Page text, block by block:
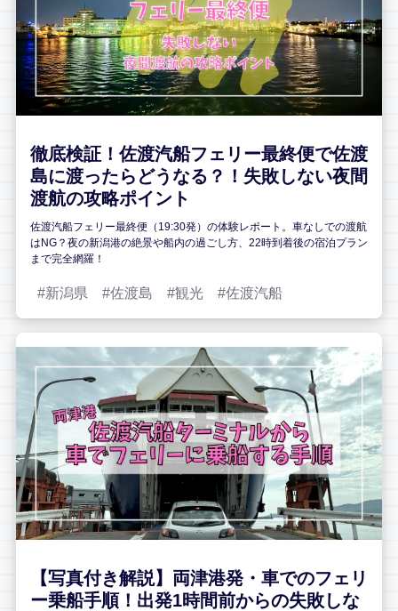
徹底検証！佐渡汽船フェリー最終便で佐渡
島に渡ったらどうなる？！失敗しない夜間
渡航の攻略ポイント
佐渡汽船フェリー最終便（19:30発）の体験レポート。車なしでの渡航
はNG？夜の新潟港の絶景や船内の過ごし方、22時到着後の宿泊プラン
まで完全網羅！
新潟県 佐渡島 観光 佐渡汽船
【写真付き解説】両津港発・車でのフェリ
ー乗船手順！出発1時間前からの失敗しな